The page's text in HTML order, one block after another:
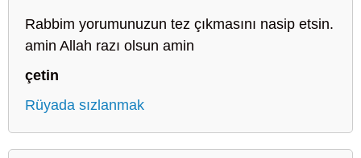
Rabbim yorumunuzun tez çıkmasını nasip etsin.
amin Allah razı olsun amin
çetin
Rüyada sızlanmak